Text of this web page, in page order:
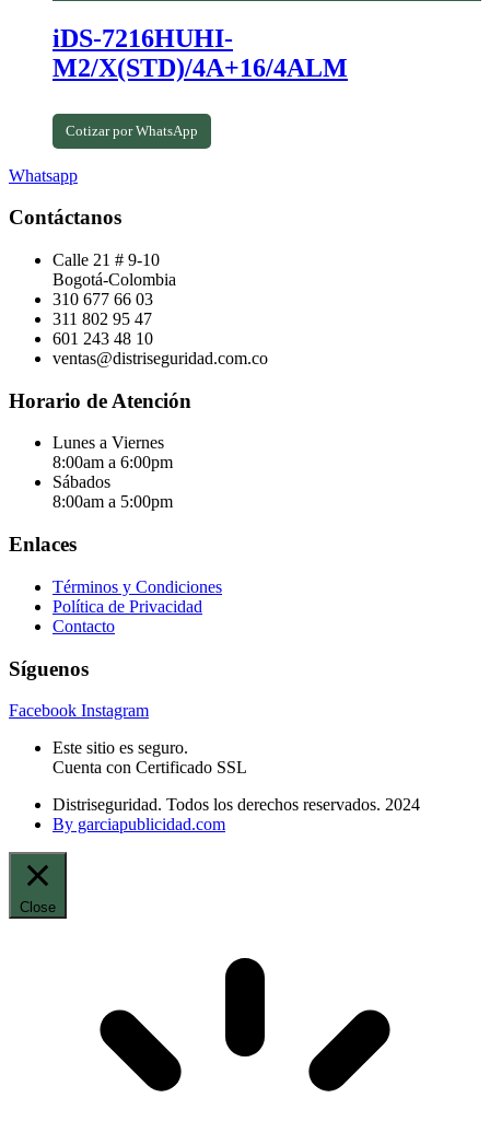
iDS-7216HUHI-
M2/X(STD)/4A+16/4ALM
Cotizar por WhatsApp
Whatsapp
Contáctanos
Calle 21 # 9-10
Bogotá-Colombia
310 677 66 03
311 802 95 47
601 243 48 10
ventas@distriseguridad.com.co
Horario de Atención
Lunes a Viernes
8:00am a 6:00pm
Sábados
8:00am a 5:00pm
Enlaces
Términos y Condiciones
Política de Privacidad
Contacto
Síguenos
Facebook Instagram
Este sitio es seguro.
Cuenta con Certificado SSL
Distriseguridad. Todos los derechos reservados. 2024
By garciapublicidad.com
Close